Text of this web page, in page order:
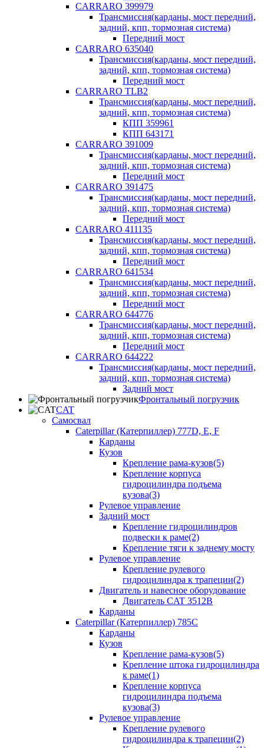
CARRARO 399979
Трансмиссия(карданы, мост передний,
задний, кпп, тормозная система)
Передний мост
CARRARO 635040
Трансмиссия(карданы, мост передний,
задний, кпп, тормозная система)
Передний мост
CARRARO TLB2
Трансмиссия(карданы, мост передний,
задний, кпп, тормозная система)
КПП 359961
КПП 643171
CARRARO 391009
Трансмиссия(карданы, мост передний,
задний, кпп, тормозная система)
Передний мост
CARRARO 391475
Трансмиссия(карданы, мост передний,
задний, кпп, тормозная система)
Передний мост
CARRARO 411135
Трансмиссия(карданы, мост передний,
задний, кпп, тормозная система)
Передний мост
CARRARO 641534
Трансмиссия(карданы, мост передний,
задний, кпп, тормозная система)
Передний мост
CARRARO 644776
Трансмиссия(карданы, мост передний,
задний, кпп, тормозная система)
Передний мост
CARRARO 644222
Трансмиссия(карданы, мост передний,
задний, кпп, тормозная система)
Задний мост
Фронтальный погрузчик
CAT
Самосвал
Caterpillar (Катерпиллер) 777D, E, F
Карданы
Кузов
Крепление рама-кузов(5)
Крепление корпуса
гидроцилиндра подъема
кузова(3)
Рулевое управление
Задний мост
Крепление гидроцилиндров
подвески к раме(2)
Крепление тяги к заднему мосту
Рулевое управление
Крепление рулевого
гидроцилиндра к трапеции(2)
Двигатель и навесное оборудование
Двигатель CAT 3512B
Карданы
Caterpillar (Катерпиллер) 785C
Карданы
Кузов
Крепление рама-кузов(5)
Крепление штока гидроцилиндра
к раме(1)
Крепление корпуса
гидроцилиндра подъема
кузова(3)
Рулевое управление
Крепление рулевого
гидроцилиндра к трапеции(2)